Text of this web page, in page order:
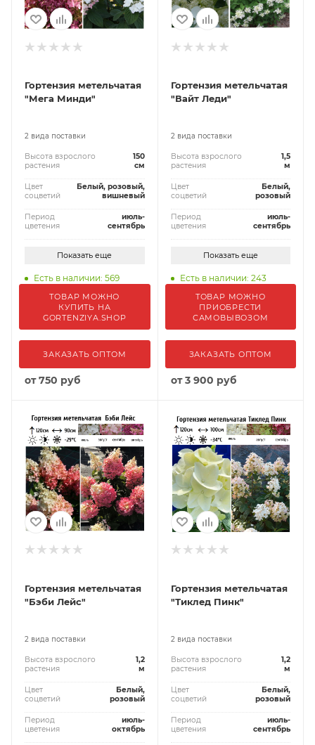
Гортензия метельчатая
"Мега Минди"
2 вида поставки
Высота взрослого
растения
150
см
Цвет
соцветий
Белый, розовый,
вишневый
Период
цветения
июль-
сентябрь
Показать еще
Есть в наличии: 569
ТОВАР МОЖНО
КУПИТЬ НА
GORTENZIYA.SHOP
ЗАКАЗАТЬ ОПТОМ
от750 руб
Гортензия метельчатая
"Вайт Леди"
2 вида поставки
Высота взрослого
растения
1,5
м
Цвет
соцветий
Белый,
розовый
Период
цветения
июль-
сентябрь
Показать еще
Есть в наличии: 243
ТОВАР МОЖНО
ПРИОБРЕСТИ
САМОВЫВОЗОМ
ЗАКАЗАТЬ ОПТОМ
от3 900 руб
Гортензия метельчатая
"Бэби Лейс"
2 вида поставки
Высота взрослого
растения
1,2
м
Цвет
соцветий
Белый,
розовый
Период
цветения
июль-
октябрь
Гортензия метельчатая
"Тиклед Пинк"
2 вида поставки
Высота взрослого
растения
1,2
м
Цвет
соцветий
Белый,
розовый
Период
цветения
июль-
сентябрь